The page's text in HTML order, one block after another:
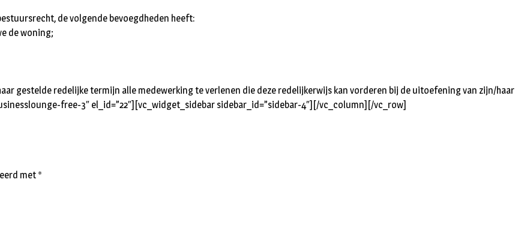
de volgende bevoegdheden heeft:
de woning;
gestelde redelijke termijn alle medewerking te verlenen die deze redelijkerwijs kan vorderen bij de uitoefening van zijn/haar
free-3″ el_id=”22″][vc_widget_sidebar sidebar_id=”sidebar-4″][/vc_column][/vc_row]
met *